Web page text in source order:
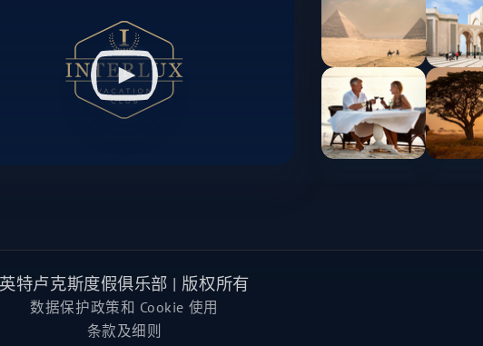
英特卢克斯度假俱乐部 | 版权所有
数据保护政策和 Cookie 使用
条款及细则